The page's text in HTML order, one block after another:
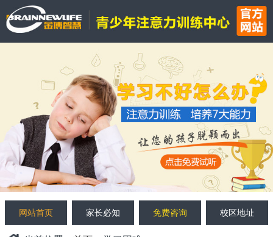
网站首页 家长必知 免费咨询 校区地址